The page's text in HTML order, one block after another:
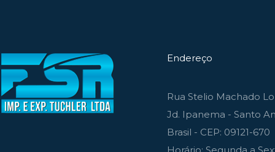
Endereço
Rua Stelio Machado
Jd. Ipanema - Santo
Brasil - CEP: 09121-670